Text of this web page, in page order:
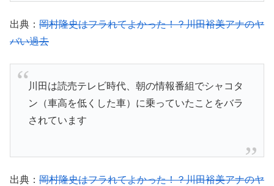
出典： 岡村隆史はフラれてよかった！？川田裕美アナのヤ
バい過去
川田は読売テレビ時代、朝の情報番組でシャコタ
ン（車高を低くした車）に乗っていたことをバラ
されています
出典： 岡村隆史はフラれてよかった！？川田裕美アナのヤ